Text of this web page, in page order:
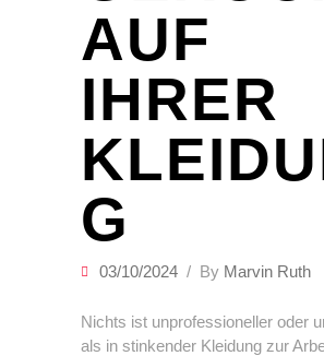
AUF
IHRER
G
03/10/2024 By Marvin Ruth
Nichts ist unprofessioneller oder
als in stinkender Kleidung zur